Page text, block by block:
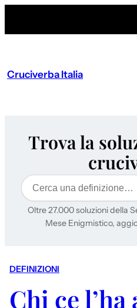
Cruciverba Italia
Trova la
Cerca
Oltre 27.000 soluzioni della
Mese Enigmistico,
DEFINIZIONI
Chi ce